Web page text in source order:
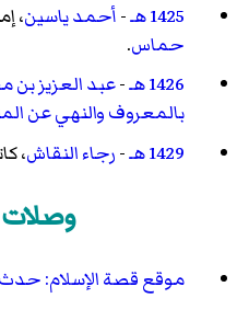
1425 هـ
-أحمد ياسين،
حماس.
1426 هـ
-عبد العزيز
بالمعروف والنهي عن
1429 هـ
-رجاء النقاش،
موقع قصة الإسلام: